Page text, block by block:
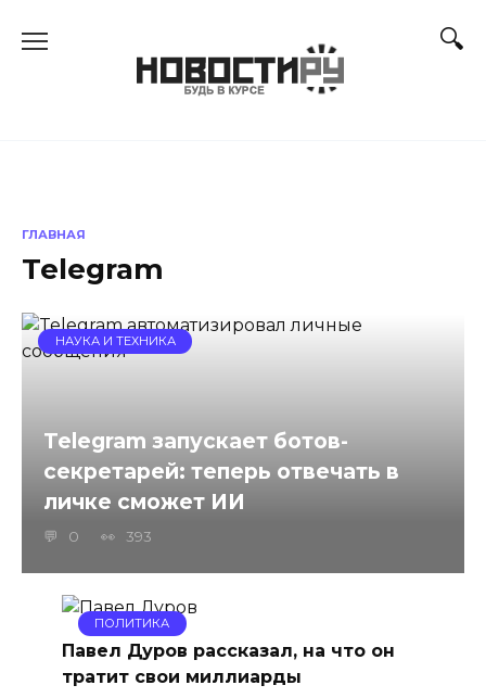
ГЛАВНАЯ
Telegram
НАУКА И ТЕХНИКА
Telegram запускает ботов-
секретарей: теперь отвечать в
личке сможет ИИ
0 393
ПОЛИТИКА
Павел Дуров рассказал, на что он
тратит свои миллиарды